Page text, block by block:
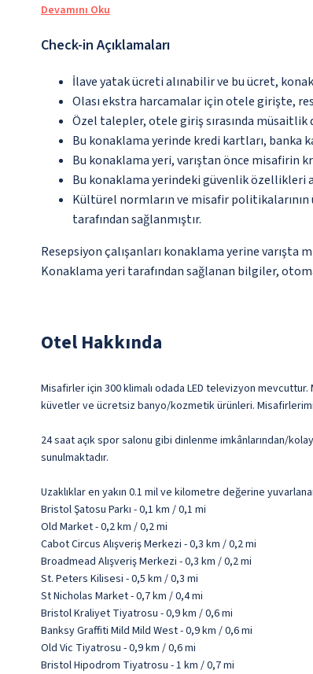
Devamını Oku
Check-in Açıklamaları
İlave yatak ücreti alınabilir ve bu ücret,
Olası ekstra harcamalar için otele girişte,
Özel talepler, otele giriş sırasında
Bu konaklama yerinde kredi kartları, banka
Bu konaklama yeri, varıştan önce misafirin
Bu konaklama yerindeki güvenlik özellikleri
Kültürel normların ve misafir
tarafından sağlanmıştır.
Resepsiyon çalışanları konaklama yerine
Konaklama yeri tarafından sağlanan bilgiler,
Otel Hakkında
Misafirler için 300 klimalı odada LED televizyon
küvetler ve ücretsiz banyo/kozmetik ürünleri.
24 saat açık spor salonu gibi dinlenme imkânlarından/
sunulmaktadır.
Uzaklıklar en yakın 0.1 mil ve kilometre değerine
Bristol Şatosu Parkı - 0,1 km / 0,1 mi
Old Market - 0,2 km / 0,2 mi
Cabot Circus Alışveriş Merkezi - 0,3 km / 0,2 mi
Broadmead Alışveriş Merkezi - 0,3 km / 0,2 mi
St. Peters Kilisesi - 0,5 km / 0,3 mi
St Nicholas Market - 0,7 km / 0,4 mi
Bristol Kraliyet Tiyatrosu - 0,9 km / 0,6 mi
Banksy Graffiti Mild Mild West - 0,9 km / 0,6 mi
Old Vic Tiyatrosu - 0,9 km / 0,6 mi
Bristol Hipodrom Tiyatrosu - 1 km / 0,7 mi